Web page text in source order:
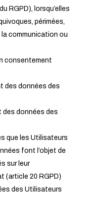
RGPD), lorsqu’elles
périmées,
communication ou
consentement
des données des
des données des
que les Utilisateurs
font l’objet de
sur leur
(article 20 RGPD)
des Utilisateurs